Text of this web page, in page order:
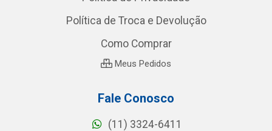
Política de Troca e Devolução
Como Comprar
Meus Pedidos
Fale Conosco
(11) 3324-6411